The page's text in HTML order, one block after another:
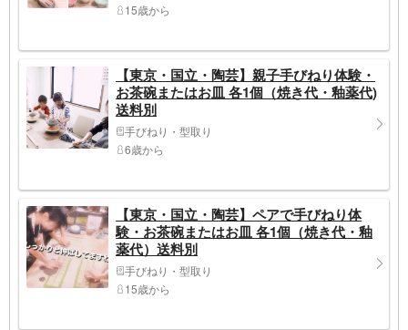
15歳から
【東京・国立・陶芸】親子手びねり体験・
お茶碗またはお皿 各1個（焼き代・釉薬代)
送料別
手びねり・型取り
6歳から
【東京・国立・陶芸】ペアで手びねり体
験・お茶碗またはお皿 各1個（焼き代・釉
薬代）送料別
手びねり・型取り
15歳から